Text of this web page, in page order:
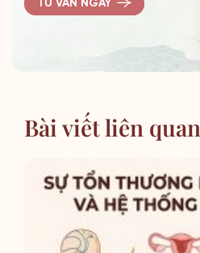
TƯ VẤN NGAY
Bài viết liên quan